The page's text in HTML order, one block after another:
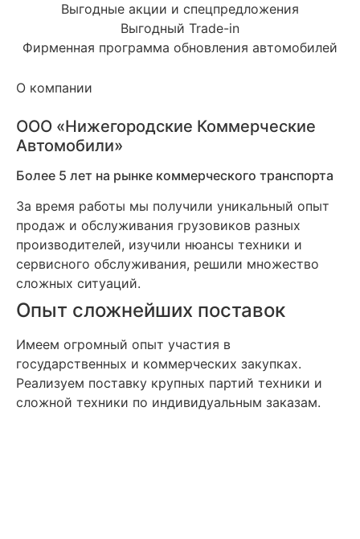
Выгодные акции и спецпредложения
Выгодный Trade-in
Фирменная программа обновления автомобилей
О компании
ООО «Нижегородские Коммерческие
Автомобили»
Более 5 лет на рынке коммерческого транспорта
За время работы мы получили уникальный опыт
продаж и обслуживания грузовиков разных
производителей, изучили нюансы техники и
сервисного обслуживания, решили множество
сложных ситуаций.
Опыт сложнейших поставок
Имеем огромный опыт участия в
государственных и коммерческих закупках.
Реализуем поставку крупных партий техники и
сложной техники по индивидуальным заказам.